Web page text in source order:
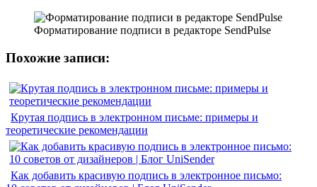
Форматирование подписи в редакторе SendPulse
Похожие записи:
Крутая подпись в электронном письме: примеры и
теоретические рекомендации
Как добавить красивую подпись в электронное письмо: